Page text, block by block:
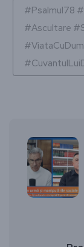
#Psalmul78
#Ascultare